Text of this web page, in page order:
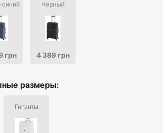
грн
Черный
4 389 грн
размеры:
Гиганты